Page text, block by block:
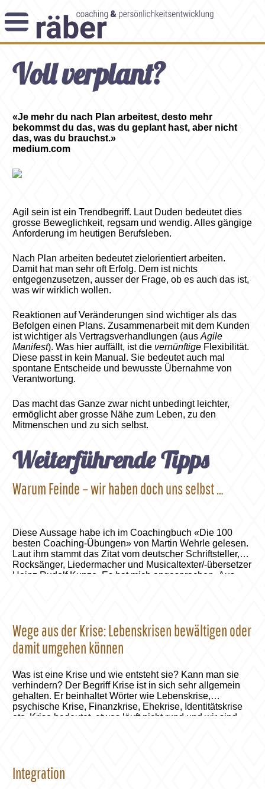
Themenblog
Angebot
Coaching-Impulse
Das Enneagramm
Voll verplant?
«Je mehr du nach Plan arbeitest, desto mehr
bekommst du das, was du geplant hast, aber nicht
das, was du brauchst.»
medium.com
Agil sein ist ein Trendbegriff. Laut Duden bedeutet dies
grosse Beweglichkeit, regsam und wendig. Alles gängige
Anforderung im heutigen Berufsleben.
Nach Plan arbeiten bedeutet zielorientiert arbeiten.
Damit hat man sehr oft Erfolg. Dem ist nichts
entgegenzusetzen, ausser der Frage, ob es auch das ist,
was wir wirklich wollen.
Reaktionen auf Veränderungen sind wichtiger als das
Befolgen einen Plans. Zusammenarbeit mit dem Kunden
ist wichtiger als Vertragsverhandlungen (ausAgile
Manifest). Was hier auffällt, ist die vernünftige Flexibilität.
Diese passt in kein Manual. Sie bedeutet auch mal
spontane Entscheide und bewusste Übernahme von
Verantwortung.
Das macht das Ganze zwar nicht unbedingt leichter,
ermöglicht aber grosse Nähe zum Leben, zu den
Mitmenschen und zu sich selbst.
Weiterführende Tipps
Warum Feinde – wir haben doch uns selbst …
Diese Aussage habe ich im Coachingbuch «Die 100
besten Coaching-Übungen» von Martin Wehrle gelesen.
Laut ihm stammt das Zitat vom deutscher Schriftsteller,
Rocksänger, Liedermacher und Musicaltexter/-übersetzer
Heinz Rudolf Kunze. Es hat mich angesprochen. Aus
Wege aus der Krise: Lebenskrisen bewältigen oder
damit umgehen können
Was ist eine Krise und wie entsteht sie? Kann man sie
verhindern? Der Begriff Krise ist in sich sehr allgemein
gehalten. Er beinhaltet Wörter wie Lebenskrise,
psychische Krise, Finanzkrise, Ehekrise, Identitätskrise
etc. Krise bedeutet, etwas läuft nicht rund und wir sind
Integration